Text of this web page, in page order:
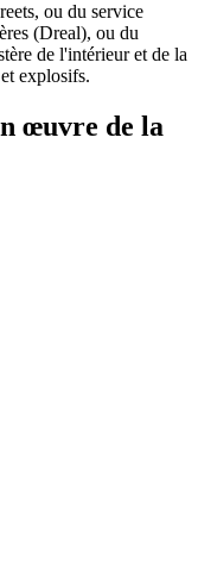
ou du service
(Dreal), ou du
de l'intérieur et de la
explosifs.
œuvre de la